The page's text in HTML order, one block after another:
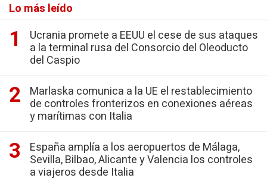
Lo más leído
Ucrania promete a EEUU el cese de sus ataques
a la terminal rusa del Consorcio del Oleoducto
del Caspio
Marlaska comunica a la UE el restablecimiento
de controles fronterizos en conexiones aéreas
y marítimas con Italia
España amplía a los aeropuertos de Málaga,
Sevilla, Bilbao, Alicante y Valencia los controles
a viajeros desde Italia